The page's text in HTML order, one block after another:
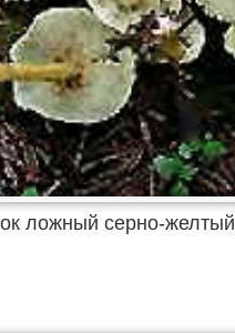
ложный серно-желтый